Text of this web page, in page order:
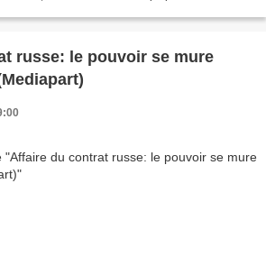
russe: le pouvoir se mure